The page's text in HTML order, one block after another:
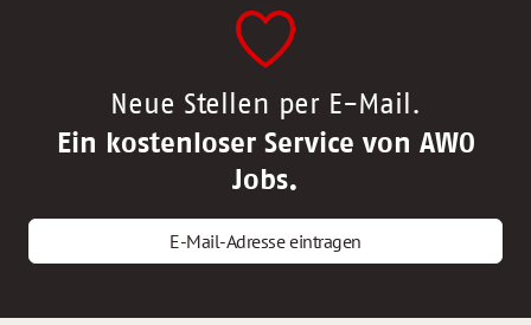
Neue Stellen per E-Mail.
Ein kostenloser Service von AWO
Jobs.
E-Mail-Adresse eintragen